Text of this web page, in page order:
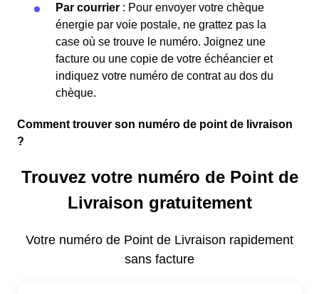
Par courrier : Pour envoyer votre chèque
énergie par voie postale, ne grattez pas la
case où se trouve le numéro. Joignez une
facture ou une copie de votre échéancier et
indiquez votre numéro de contrat au dos du
chèque.
Comment trouver son numéro de point de livraison
?